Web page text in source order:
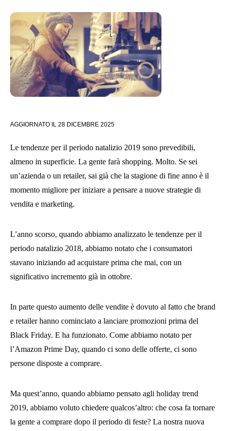
AGGIORNATO IL 28 DICEMBRE 2025
Le tendenze per il periodo natalizio 2019 sono prevedibili,
almeno in superficie. La gente farà shopping. Molto. Se sei
un’azienda o un retailer, sai già che la stagione di fine anno è il
momento migliore per iniziare a pensare a nuove strategie di
vendita e marketing.
L’anno scorso, quando abbiamo analizzato le tendenze per il
periodo natalizio 2018, abbiamo notato che i consumatori
stavano iniziando ad acquistare prima che mai, con un
significativo incremento già in ottobre.
In parte questo aumento delle vendite è dovuto al fatto che brand
e retailer hanno cominciato a lanciare promozioni prima del
Black Friday. E ha funzionato. Come abbiamo notato per
l’Amazon Prime Day, quando ci sono delle offerte, ci sono
persone disposte a comprare.
Ma quest’anno, quando abbiamo pensato agli holiday trend
2019, abbiamo voluto chiedere qualcos’altro: che cosa fa tornare
la gente a comprare dopo il periodo di feste? La nostra nuova